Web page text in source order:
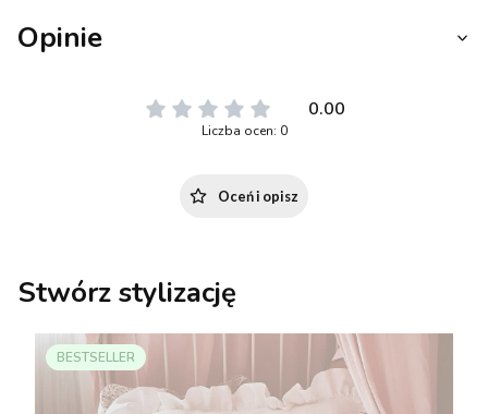
Opinie
0.00
Liczba ocen: 0
Oceń i opisz
Stwórz stylizację
BESTSELLER